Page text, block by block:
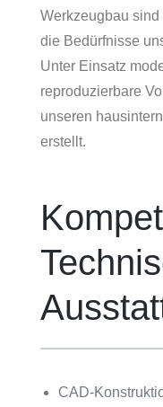
Werkzeugbau
die Bedürfnisse
Unter Einsatz
reproduzierbare
unseren
erstellt.
CAD-